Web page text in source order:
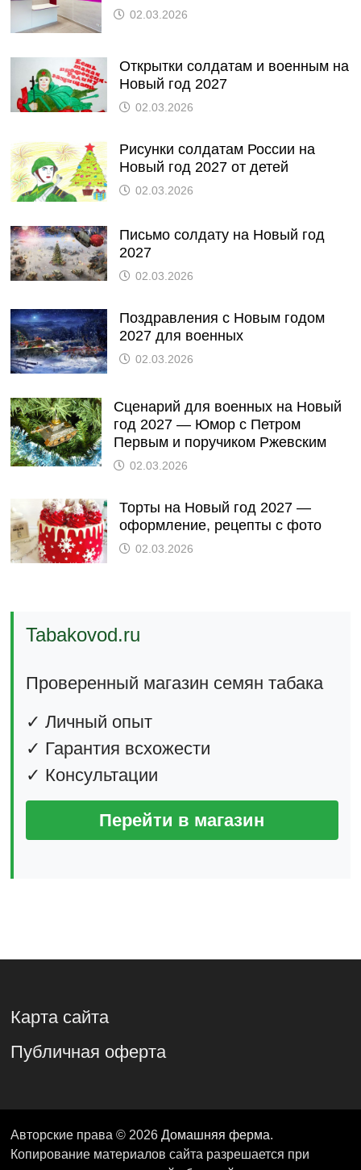
02.03.2026
Открытки солдатам и военным на
Новый год 2027
02.03.2026
Рисунки солдатам России на
Новый год 2027 от детей
02.03.2026
Письмо солдату на Новый год
2027
02.03.2026
Поздравления с Новым годом
2027 для военных
02.03.2026
Сценарий для военных на Новый
год 2027 — Юмор с Петром
Первым и поручиком Ржевским
02.03.2026
Торты на Новый год 2027 —
оформление, рецепты с фото
02.03.2026
Tabakovod.ru
Проверенный магазин семян табака
✓ Личный опыт
✓ Гарантия всхожести
✓ Консультации
Перейти в магазин
Карта сайта
Публичная оферта
Авторские права © 2026 Домашняя ферма.
Копирование материалов сайта разрешается при